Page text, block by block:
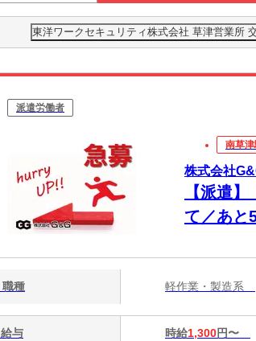
東洋ワークセキュリティ株式会社 草津営業所
派遣労働者
南草
株式会社
【派遣
て／あと
職種 軽作業・製造系
給与 時給1,300円〜